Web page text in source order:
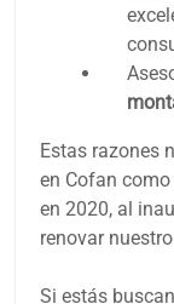
Estas razones
en Cofan
en 2020, al
renovar
Si estás